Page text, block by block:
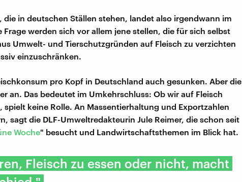
die in deutschen Ställen stehen, landet also irgendwann im
Frage werden sich vor allem jene stellen, die für sich selbst
Umwelt- und Tierschutzgründen auf Fleisch zu verzichten
einzuschränken.
pro Kopf in Deutschland auch gesunken. Aber die
an. Das bedeutet im Umkehrschluss: Ob wir auf Fleisch
keine Rolle. An Massentierhaltung und Exportzahlen
sagt die DLF-Umweltredakteurin Jule Reimer, die schon seit
Woche" besucht und Landwirtschaftsthemen im Blick hat.
Fleisch zu essen oder nicht, macht